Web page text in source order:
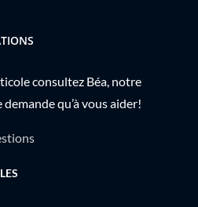
consultez Béa, notre
qu’à vous aider!